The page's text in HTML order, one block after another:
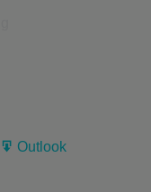
Export
Outlook